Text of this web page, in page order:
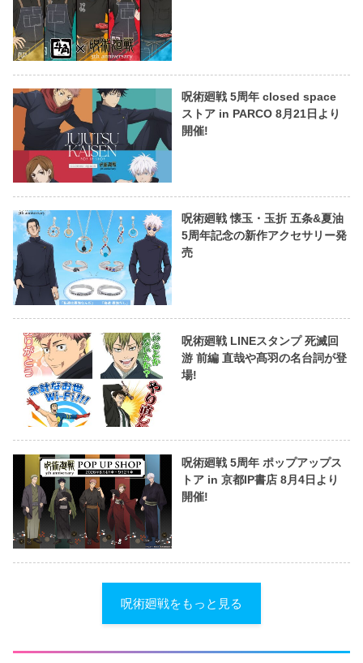
呪術廻戦 5周年 closed space
ストア in PARCO 8月21日より
開催!
呪術廻戦 懐玉・玉折 五条&夏油
5周年記念の新作アクセサリー発
売
呪術廻戦 LINEスタンプ 死滅回
游 前編 直哉や髙羽の名台詞が登
場!
呪術廻戦 5周年 ポップアップス
トア in 京都IP書店 8月4日より
開催!
呪術廻戦をもっと見る